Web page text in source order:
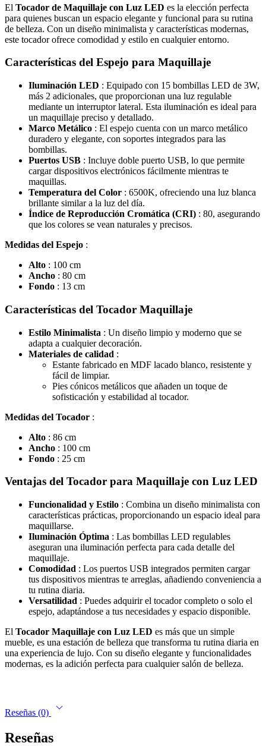
El Tocador de Maquillaje con Luz LED es la elección perfecta
para quienes buscan un espacio elegante y funcional para su rutina
de belleza. Con un diseño minimalista y características modernas,
este tocador ofrece comodidad y estilo en cualquier entorno.
Características del Espejo para Maquillaje
Iluminación LED : Equipado con 15 bombillas LED de 3W,
más 2 adicionales, que proporcionan una luz regulable
mediante un interruptor lateral. Esta iluminación es ideal para
un maquillaje preciso y detallado.
Marco Metálico : El espejo cuenta con un marco metálico
duradero y elegante, con soportes integrados para las
bombillas.
Puertos USB : Incluye doble puerto USB, lo que permite
cargar dispositivos electrónicos fácilmente mientras te
maquillas.
Temperatura del Color : 6500K, ofreciendo una luz blanca
brillante similar a la luz del día.
Índice de Reproducción Cromática (CRI) : 80, asegurando
que los colores se vean naturales y precisos.
Medidas del Espejo :
Alto : 100 cm
Ancho : 80 cm
Fondo : 13 cm
Características del Tocador Maquillaje
Estilo Minimalista : Un diseño limpio y moderno que se
adapta a cualquier decoración.
Materiales de calidad :
Estante fabricado en MDF lacado blanco, resistente y
fácil de limpiar.
Pies cónicos metálicos que añaden un toque de
sofisticación y estabilidad al tocador.
Medidas del Tocador :
Alto : 86 cm
Ancho : 100 cm
Fondo : 25 cm
Ventajas del Tocador para Maquillaje con Luz LED
Funcionalidad y Estilo : Combina un diseño minimalista con
características prácticas, proporcionando un espacio ideal para
maquillarse.
Iluminación Óptima : Las bombillas LED regulables
aseguran una iluminación perfecta para cada detalle del
maquillaje.
Comodidad : Los puertos USB integrados permiten cargar
tus dispositivos mientras te arreglas, añadiendo conveniencia a
tu rutina diaria.
Versatilidad : Puedes adquirir el tocador completo o solo el
espejo, adaptándose a tus necesidades y espacio disponible.
El Tocador Maquillaje con Luz LED es más que un simple
mueble, es una estación de belleza que transforma tu rutina diaria en
una experiencia de lujo. Con su diseño elegante y funcionalidades
modernas, es la adición perfecta para cualquier salón de belleza.
Reseñas (0)
Reseñas